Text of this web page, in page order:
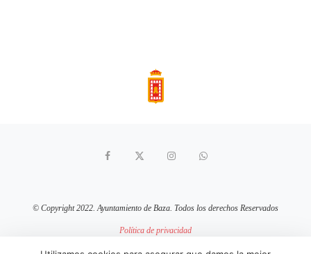
© Copyright 2022. Ayuntamiento de Baza. Todos los derechos Reservados
Política de privacidad